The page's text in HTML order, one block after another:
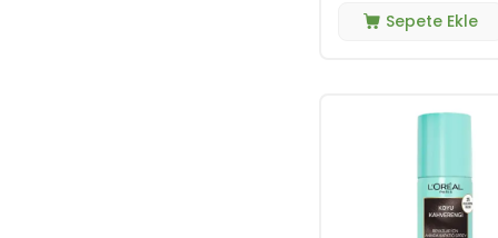
Sepete Ekle